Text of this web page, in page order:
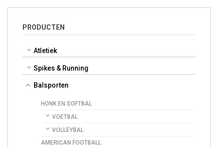
PRODUCTEN
Atletiek
Spikes & Running
Balsporten
HONK EN SOFTBAL
VOETBAL
VOLLEYBAL
AMERICAN FOOTBALL